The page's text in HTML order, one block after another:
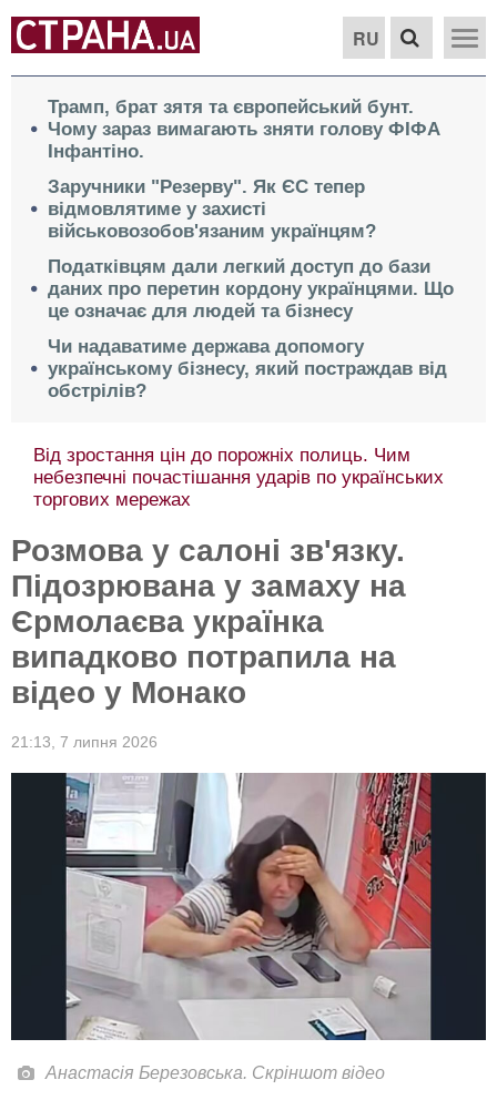
RU
Трамп, брат зятя та європейський бунт.
Чому зараз вимагають зняти голову ФІФА
Інфантіно.
Заручники "Резерву". Як ЄС тепер
відмовлятиме у захисті
військовозобов'язаним українцям?
Податківцям дали легкий доступ до бази
даних про перетин кордону українцями. Що
це означає для людей та бізнесу
Чи надаватиме держава допомогу
українському бізнесу, який постраждав від
обстрілів?
Від зростання цін до порожніх полиць. Чим
небезпечні почастішання ударів по українських
торгових мережах
Розмова у салоні зв'язку.
Підозрювана у замаху на
Єрмолаєва українка
випадково потрапила на
відео у Монако
21:13, 7 липня 2026
Анастасія Березовська. Скріншот відео